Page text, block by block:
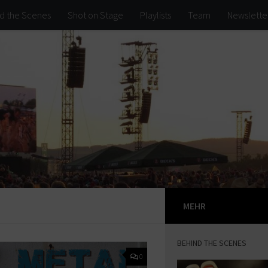
the Scenes Shot on Stage Playlists Team
0
MEHR
BEHIND THE SCENES